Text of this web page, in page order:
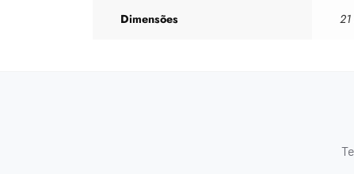
Dimensões